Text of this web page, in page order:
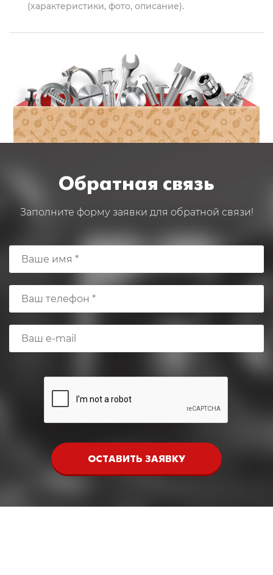
(характеристики, фото, описание).
Обратная связь
Заполните форму заявки для обратной связи!
ОСТАВИТЬ ЗАЯВКУ